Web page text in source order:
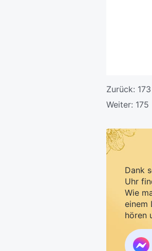
Zurück:
Weiter:
Dank
Uhr
Wie
einem
hören